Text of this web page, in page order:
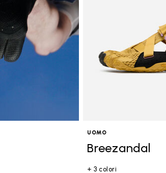
UOMO
Breezandal
+ 3 colori